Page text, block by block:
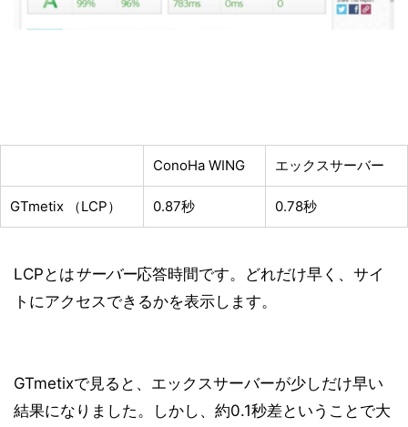
ConoHa WING エックスサーバー
GTmetix （LCP） 0.87秒 0.78秒
LCPとはサーバー応答時間です。どれだけ早く、サイ
トにアクセスできるかを表示します。
GTmetixで見ると、エックスサーバーが少しだけ早い
結果になりました。しかし、 約0.1秒差ということで大